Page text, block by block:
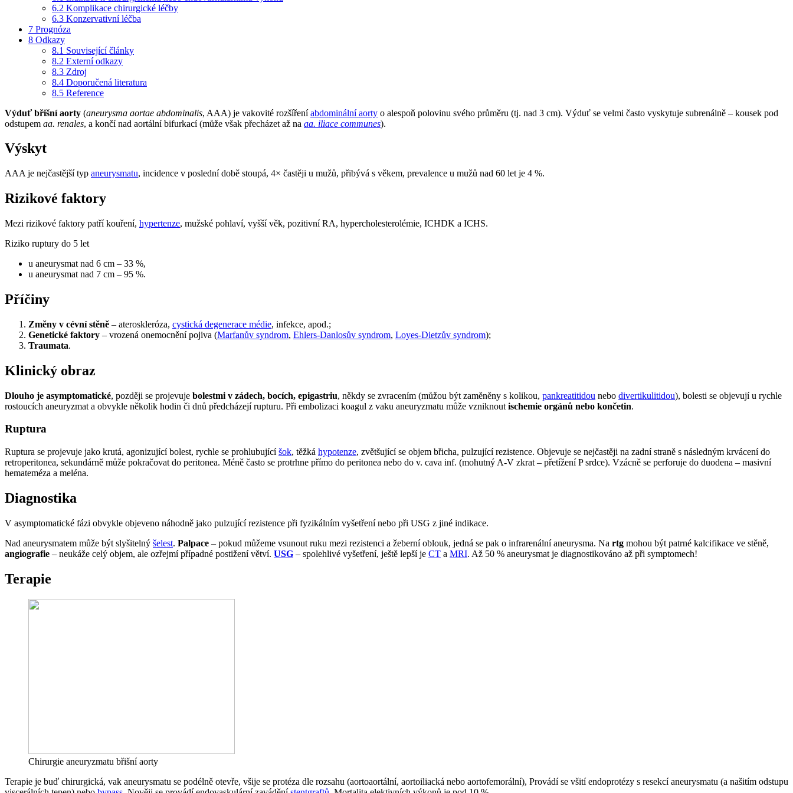
6.2 Komplikace chirurgické léčby
6.3 Konzervativní léčba
7 Prognóza
8 Odkazy
8.1 Související články
8.2 Externí odkazy
8.3 Zdroj
8.4 Doporučená literatura
8.5 Reference
Výduť břišní aorty (aneurysma aortae abdominalis, AAA) je vakovité rozšířeníabdominální aorty o alespoň polovinu svého průměru (tj. nad 3 cm). Výduť se velmi často vyskytuje subrenálně – kousek pod
odstupem aa. renales, a končí nad aortální bifurkací (může však přecházet až na aa. iliace communes).
Výskyt
AAA je nejčastější typ aneurysmatu, incidence v poslední době stoupá, 4× častěji u mužů, přibývá s věkem, prevalence u mužů nad 60 let je 4 %.
Rizikové faktory
Mezi rizikové faktory patří kouření, hypertenze, mužské pohlaví, vyšší věk, pozitivní RA, hypercholesterolémie, ICHDK a ICHS.
Riziko ruptury do 5 let
u aneurysmat nad 6 cm – 33 %,
u aneurysmat nad 7 cm – 95 %.
Příčiny
Změny v cévní stěně – ateroskleróza, cystická degenerace médie, infekce, apod.;
Genetické faktory – vrozená onemocnění pojiva (Marfanův syndrom, Ehlers-Danlosův syndrom, Loyes-Dietzův syndrom);
Traumata.
Klinický obraz
Dlouho je asymptomatické, později se projevuje bolestmi v zádech, bocích, epigastriu, někdy se zvracením (můžou být zaměněny s kolikou, pankreatitidou nebo divertikulitidou), bolesti se objevují u rychle
rostoucích aneuryzmat a obvykle několik hodin či dnů předcházejí rupturu. Při embolizaci koagul z vaku aneuryzmatu může vzniknout ischemie orgánů nebo končetin.
Ruptura
Ruptura se projevuje jako krutá, agonizující bolest, rychle se prohlubujícíšok, těžká hypotenze, zvětšující se objem břicha, pulzující rezistence. Objevuje se nejčastěji na zadní straně s následným krvácení do
retroperitonea, sekundárně může pokračovat do peritonea. Méně často se protrhne přímo do peritonea nebo do v. cava inf. (mohutný A-V zkrat – přetížení P srdce). Vzácně se perforuje do duodena – masivní
hemateméza a meléna.
Diagnostika
V asymptomatické fázi obvykle objeveno náhodně jako pulzující rezistence při fyzikálním vyšetření nebo při USG z jiné indikace.
Nad aneurysmatem může být slyšitelný šelest. Palpace – pokud můžeme vsunout ruku mezi rezistenci a žeberní oblouk, jedná se pak o infrarenální aneurysma. Na rtg mohou být patrné kalcifikace ve stěně,
angiografie – neukáže celý objem, ale ozřejmí případné postižení větví. USG – spolehlivé vyšetření, ještě lepší je CT a MRI. Až 50 % aneurysmat je diagnostikováno až při symptomech!
Terapie
Chirurgie aneuryzmatu břišní aorty
Terapie je buď chirurgická, vak aneurysmatu se podélně otevře, všije se protéza dle rozsahu (aortoaortální, aortoiliacká nebo aortofemorální), Provádí se všití endoprotézy s resekcí aneurysmatu (a našitím odstupu